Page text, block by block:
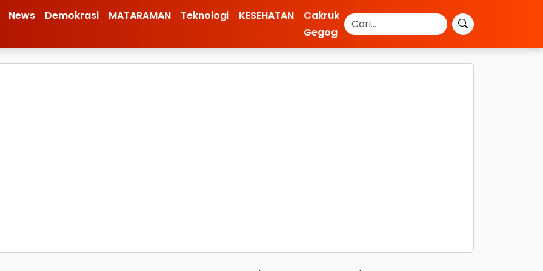
News Demokrasi MATARAMAN Teknologi KESEHATAN
Cakruk
Gegog